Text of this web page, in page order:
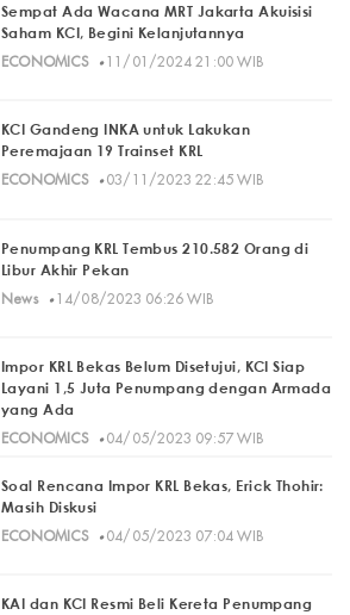
Sempat Ada Wacana MRT Jakarta Akuisisi
Saham KCI, Begini Kelanjutannya
ECONOMICS· 11/01/2024 21:00 WIB
KCI Gandeng INKA untuk Lakukan
Peremajaan 19 Trainset KRL
ECONOMICS· 03/11/2023 22:45 WIB
Penumpang KRL Tembus 210.582 Orang di
Libur Akhir Pekan
News· 14/08/2023 06:26 WIB
Impor KRL Bekas Belum Disetujui, KCI Siap
Layani 1,5 Juta Penumpang dengan Armada
yang Ada
ECONOMICS· 04/05/2023 09:57 WIB
Soal Rencana Impor KRL Bekas, Erick Thohir:
Masih Diskusi
ECONOMICS· 04/05/2023 07:04 WIB
KAI dan KCI Resmi Beli Kereta Penumpang